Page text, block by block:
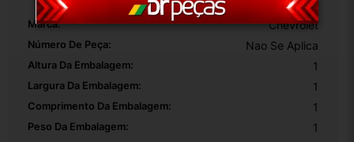
Marca: Chevrolet
Número De Peça: Nao Se Aplica
Altura Da Embalagem: 1
Largura Da Embalagem: 1
Comprimento Da Embalagem: 1
Peso Da Embalagem: 1